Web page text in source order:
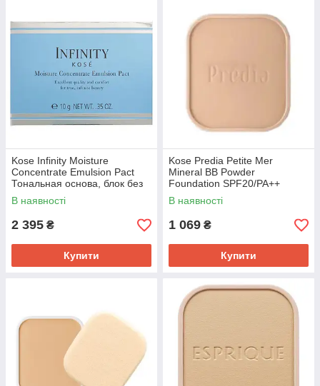
Kose Infinity Moisture
Concentrate Emulsion Pact
Тональная основа, блок без
футляра, 205 Pink Ocher, 10 г
В наявності
2 395 ₴
Купити
Kose Predia Petite Mer
Mineral BB Powder
Foundation SPF20/PA++
Мінеральна BB основа, OC-
410 Ocher, рефіл 10 г
В наявності
1 069 ₴
Купити